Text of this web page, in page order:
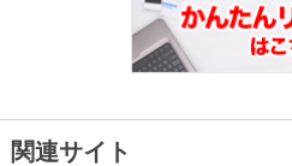
関連サイト